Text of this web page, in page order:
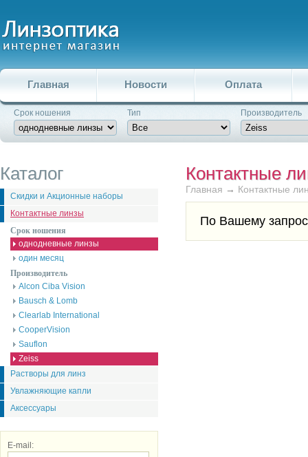
Главная Новости Оплата
Срок ношения Тип Производитель
Каталог
Скидки и Акционные наборы
Контактные линзы
Срок ношения
однодневные линзы
один месяц
Производитель
Alcon Ciba Vision
Bausch & Lomb
Clearlab International
CooperVision
Sauflon
Zeiss
Растворы для линз
Увлажняющие капли
Аксессуары
E-mail:
Контактные
Главная → Контактные
По Вашему